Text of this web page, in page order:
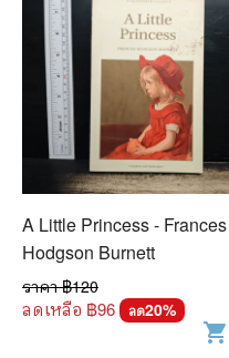
A Little Princess - Frances
Hodgson Burnett
ราคา ฿120
ลดเหลือ ฿96 ลด20%
shopping_cart